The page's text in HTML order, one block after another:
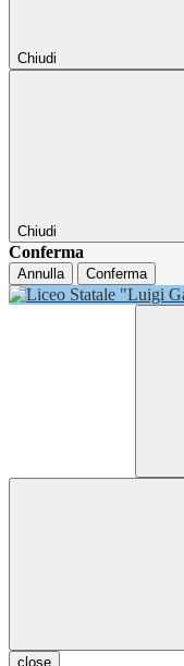
Chiudi
Chiudi
Conferma
Annulla Conferma
close